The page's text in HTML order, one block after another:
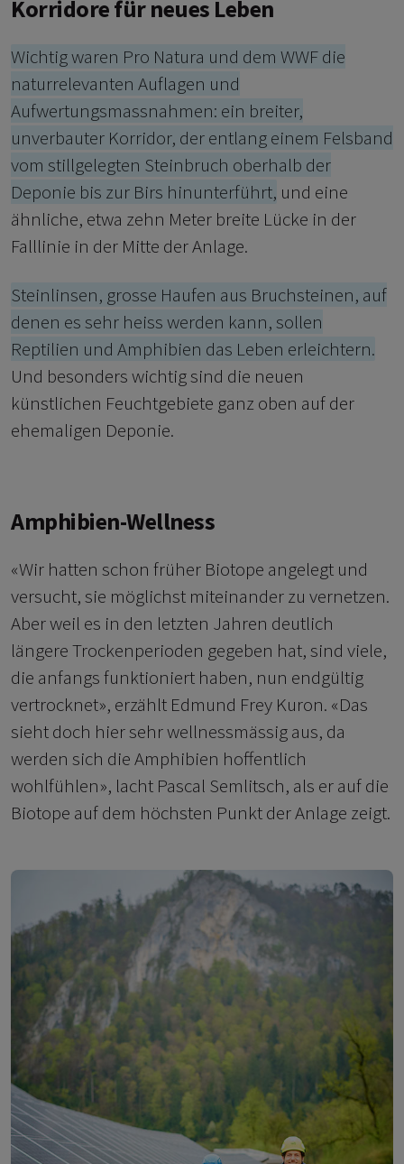
Korridore für neues Leben
Wichtig waren Pro Natura und dem WWF die
naturrelevanten Auflagen und
Aufwertungsmassnahmen: ein breiter,
unverbauter Korridor, der entlang einem Felsband
vom stillgelegten Steinbruch oberhalb der
Deponie bis zur Birs hinunterführt, und eine
ähnliche, etwa zehn Meter breite Lücke in der
Falllinie in der Mitte der Anlage.
Steinlinsen, grosse Haufen aus Bruchsteinen, auf
denen es sehr heiss werden kann, sollen
Reptilien und Amphibien das Leben erleichtern.
Und besonders wichtig sind die neuen
künstlichen Feuchtgebiete ganz oben auf der
ehemaligen Deponie.
Amphibien-Wellness
«Wir hatten schon früher Biotope angelegt und
versucht, sie möglichst miteinander zu vernetzen.
Aber weil es in den letzten Jahren deutlich
längere Trockenperioden gegeben hat, sind viele,
die anfangs funktioniert haben, nun endgültig
vertrocknet», erzählt Edmund Frey Kuron. «Das
sieht doch hier sehr wellnessmässig aus, da
werden sich die Amphibien hoffentlich
wohlfühlen», lacht Pascal Semlitsch, als er auf die
Biotope auf dem höchsten Punkt der Anlage zeigt.